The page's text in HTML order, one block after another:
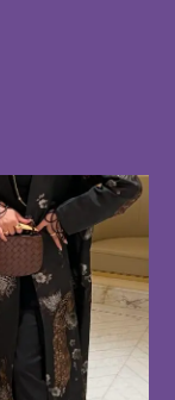
منتجات ذات صلة